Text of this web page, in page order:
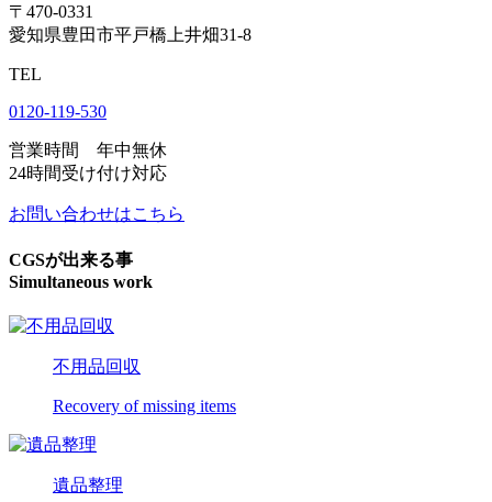
〒470-0331
愛知県豊田市平戸橋上井畑31-8
TEL
0120-119-530
営業時間 年中無休
24時間受け付け対応
お問い合わせはこちら
CGSが出来る事
Simultaneous work
不用品回収
Recovery of missing items
遺品整理